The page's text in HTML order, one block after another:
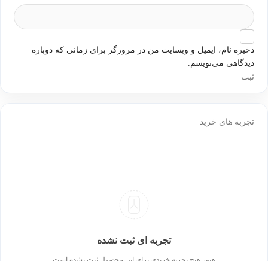
ذخیره نام، ایمیل و وبسایت من در مرورگر برای زمانی که دوباره
دیدگاهی می‌نویسم.
تجربه های خرید
تجربه ای ثبت نشده